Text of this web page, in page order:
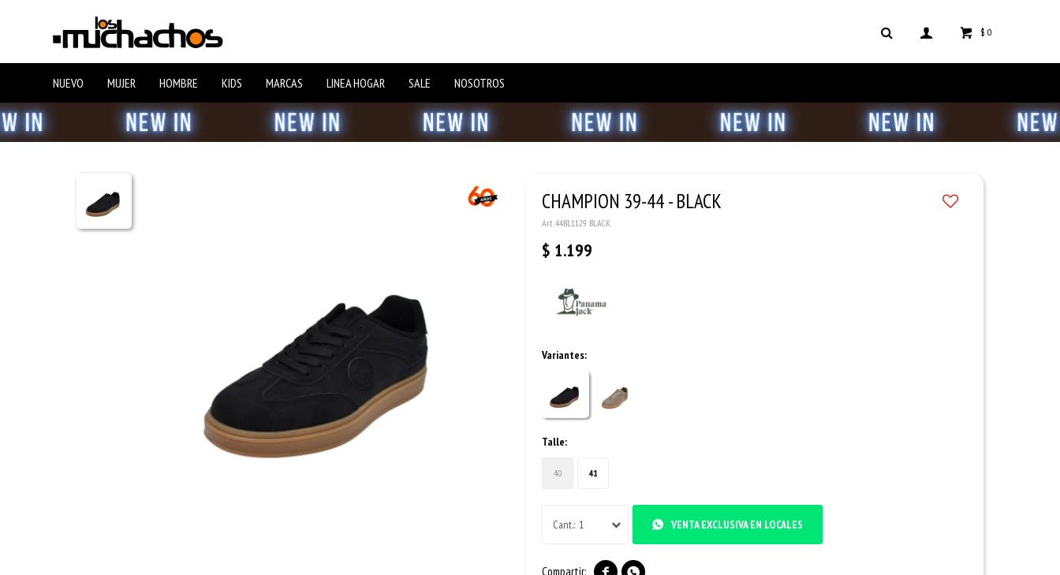
NUEVO MUJER HOMBRE KIDS MARCAS LINEA HOGAR SALE NOSOTROS
$ 0
CHAMPION 39-44 - BLACK
44BL1129 BLACK
$ 1.199
Variantes:
Talle:
40 41
1 VENTA EXCLUSIVA EN LOCALES
 